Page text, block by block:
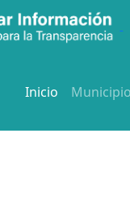
Inicio Municipio